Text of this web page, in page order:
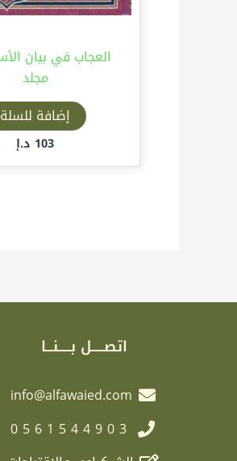
مجلد
إضافة للسلة
103 د.إ
اتصـــــل بـــــنـــا
info@alfawaied.com
0561544903